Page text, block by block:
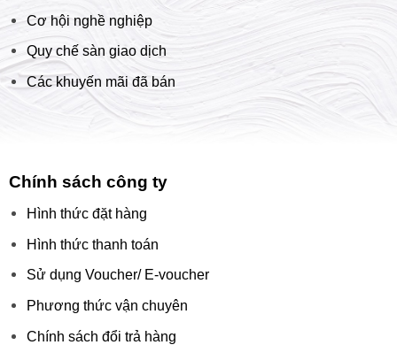
Cơ hội nghề nghiệp
Quy chế sàn giao dịch
Các khuyến mãi đã bán
Chính sách công ty
Hình thức đặt hàng
Hình thức thanh toán
Sử dụng Voucher/ E-voucher
Phương thức vận chuyên
Chính sách đổi trả hàng